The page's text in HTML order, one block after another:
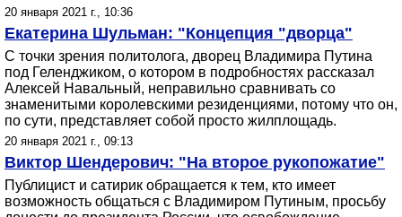
20 января 2021 г., 10:36
Екатерина Шульман: "Концепция "дворца"
С точки зрения политолога, дворец Владимира Путина
под Геленджиком, о котором в подробностях рассказал
Алексей Навальный, неправильно сравнивать со
знаменитыми королевскими резиденциями, потому что он,
по сути, представляет собой просто жилплощадь.
20 января 2021 г., 09:13
Виктор Шендерович: "На второе рукопожатие"
Публицист и сатирик обращается к тем, кто имеет
возможность общаться с Владимиром Путиным, просьбу